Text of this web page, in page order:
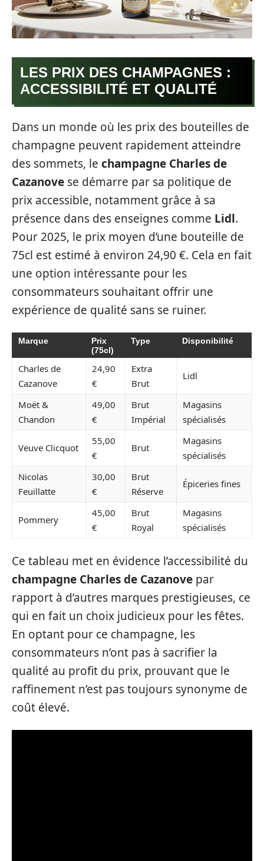
LES PRIX DES CHAMPAGNES :
ACCESSIBILITÉ ET QUALITÉ
Dans un monde où les prix des bouteilles de
champagne peuvent rapidement atteindre
des sommets, le champagne Charles de
Cazanove se démarre par sa politique de
prix accessible, notamment grâce à sa
présence dans des enseignes comme Lidl.
Pour 2025, le prix moyen d’une bouteille de
75cl est estimé à environ 24,90 €. Cela en fait
une option intéressante pour les
consommateurs souhaitant offrir une
expérience de qualité sans se ruiner.
Marque
Prix
(75cl)
Type Disponibilité
Charles de
Cazanove
24,90
€
Extra
Brut
Lidl
Moët &
Chandon
49,00
€
Brut
Impérial
Magasins
spécialisés
Veuve Clicquot
55,00
€
Brut
Magasins
spécialisés
Nicolas
Feuillatte
30,00
€
Brut
Réserve
Épiceries fines
Pommery
45,00
€
Brut
Royal
Magasins
spécialisés
Ce tableau met en évidence l’accessibilité du
champagne Charles de Cazanove par
rapport à d’autres marques prestigieuses, ce
qui en fait un choix judicieux pour les fêtes.
En optant pour ce champagne, les
consommateurs n’ont pas à sacrifier la
qualité au profit du prix, prouvant que le
raffinement n’est pas toujours synonyme de
coût élevé.